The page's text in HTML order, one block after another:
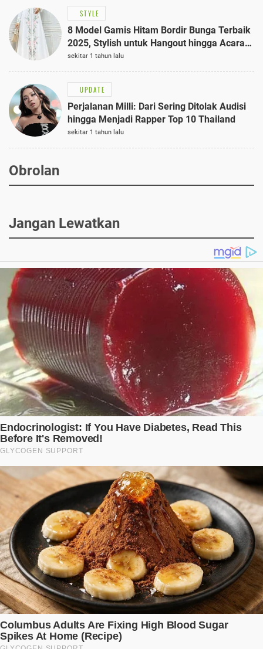
STYLE
8 Model Gamis Hitam Bordir Bunga Terbaik
2025, Stylish untuk Hangout hingga Acara
Semi-Formal
sekitar 1 tahun lalu
UPDATE
Perjalanan Milli: Dari Sering Ditolak Audisi
hingga Menjadi Rapper Top 10 Thailand
sekitar 1 tahun lalu
Obrolan
Jangan Lewatkan